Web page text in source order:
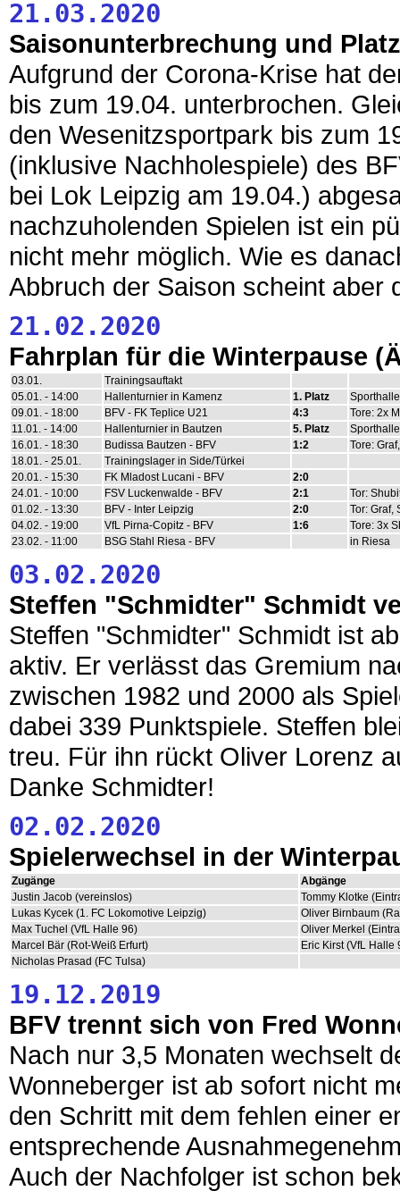
21.03.2020
Saisonunterbrechung und
Aufgrund der Corona-Krise hat
bis zum 19.04. unterbrochen.
den Wesenitzsportpark bis zum
(inklusive Nachholespiele) des
bei Lok Leipzig am 19.04.)
nachzuholenden Spielen ist ein
nicht mehr möglich. Wie es
Abbruch der Saison scheint aber
21.02.2020
Fahrplan für die Winterpause
03.01.
Trainingsauftakt
05.01. - 14:00
Hallenturnier in Kamenz 1. Platz
09.01. - 18:00
BFV - FK Teplice U21 4:3
Tore: 2x
11.01. - 14:00
Hallenturnier in Bautzen 5. Platz
16.01. - 18:30
Budissa Bautzen - BFV 1:2
Tore:
18.01. - 25.01.
Trainingslager in Side/Türkei
20.01. - 15:30
FK Mladost Lucani - BFV
2:0
24.01. - 10:00
FSV Luckenwalde - BFV 2:1
Tor:
01.02. - 13:30
BFV - Inter Leipzig 2:0
Tor: Graf,
04.02. - 19:00
VfL Pirna-Copitz - BFV 1:6
Tore: 3x
23.02. - 11:00
BSG Stahl Riesa - BFV in Riesa
03.02.2020
Steffen "Schmidter" Schmidt
Steffen "Schmidter" Schmidt ist
aktiv. Er verlässt das Gremium
zwischen 1982 und 2000 als
dabei 339 Punktspiele. Steffen
treu. Für ihn rückt Oliver Lorenz
Danke Schmidter!
02.02.2020
Spielerwechsel in der
Zugänge
Abgänge
Justin Jacob (vereinslos)
Tommy Klotke
Lukas Kycek (1. FC Lokomotive Leipzig)
Oliver Birnbaum
Max Tuchel (VfL Halle 96)
Oliver Merkel
Marcel Bär (Rot-Weiß Erfurt)
Eric Kirst (VfL Halle
Nicholas Prasad (FC Tulsa)
19.12.2019
BFV trennt sich von Fred
Nach nur 3,5 Monaten wechselt
Wonneberger ist ab sofort nicht
den Schritt mit dem fehlen einer
entsprechende
Auch der Nachfolger ist schon